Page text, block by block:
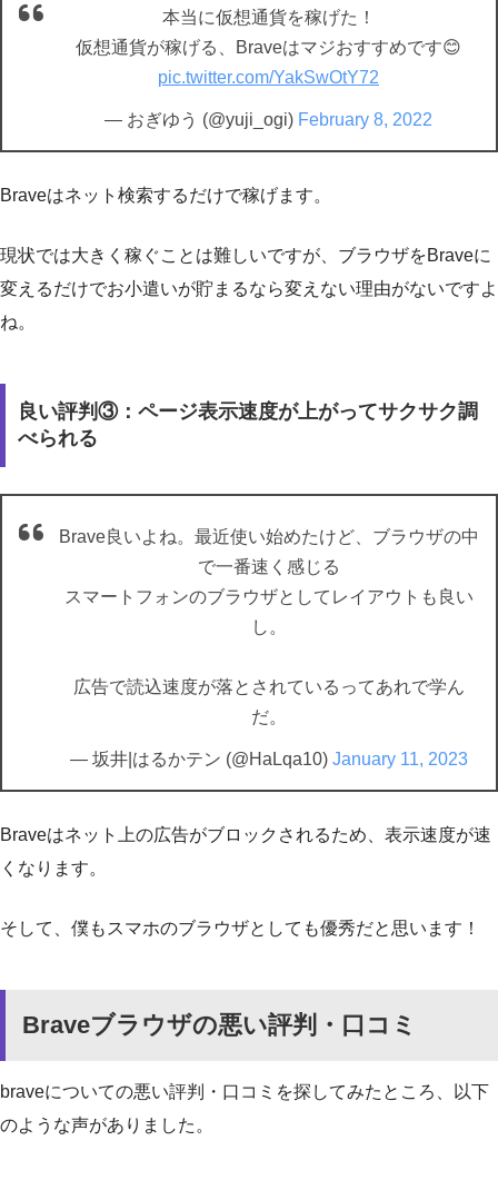
本当に仮想通貨を稼げた！
仮想通貨が稼げる、Braveはマジおすすめです😊
pic.twitter.com/YakSwOtY72
— おぎゆう (@yuji_ogi) February 8, 2022
Braveはネット検索するだけで稼げます。
現状では大きく稼ぐことは難しいですが、ブラウザをBraveに
変えるだけでお小遣いが貯まるなら変えない理由がないですよ
ね。
良い評判③：ページ表示速度が上がってサクサク調
べられる
Brave良いよね。最近使い始めたけど、ブラウザの中
で一番速く感じる
スマートフォンのブラウザとしてレイアウトも良い
し。
広告で読込速度が落とされているってあれで学ん
だ。
— 坂井|はるかテン (@HaLqa10) January 11, 2023
Braveはネット上の広告がブロックされるため、表示速度が速
くなります。
そして、僕もスマホのブラウザとしても優秀だと思います！
Braveブラウザの悪い評判・口コミ
braveについての悪い評判・口コミを探してみたところ、以下
のような声がありました。